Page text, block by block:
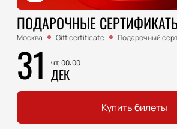
ПОДАРОЧНЫЕ
Москва Gift certificate Подарочный
31 чт, 00:00
ДЕК
Купить билеты